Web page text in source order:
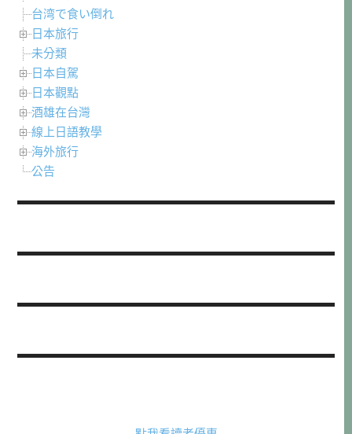
台湾で食い倒れ
日本旅行
未分類
日本自駕
日本觀點
酒雄在台灣
線上日語教學
海外旅行
公告